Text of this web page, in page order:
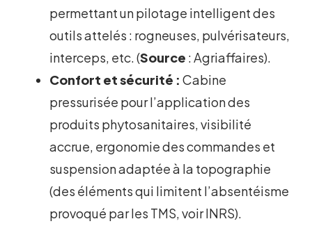
permettant un pilotage intelligent des
outils attelés : rogneuses, pulvérisateurs,
interceps, etc. (Source : Agriaffaires).
Confort et sécurité : Cabine
pressurisée pour l’application des
produits phytosanitaires, visibilité
accrue, ergonomie des commandes et
suspension adaptée à la topographie
(des éléments qui limitent l’absentéisme
provoqué par les TMS, voir INRS).